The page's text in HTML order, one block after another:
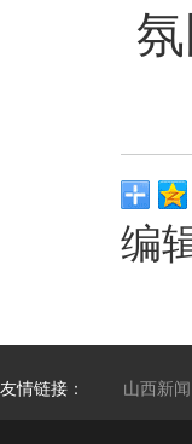
编
友情链接： 山西新